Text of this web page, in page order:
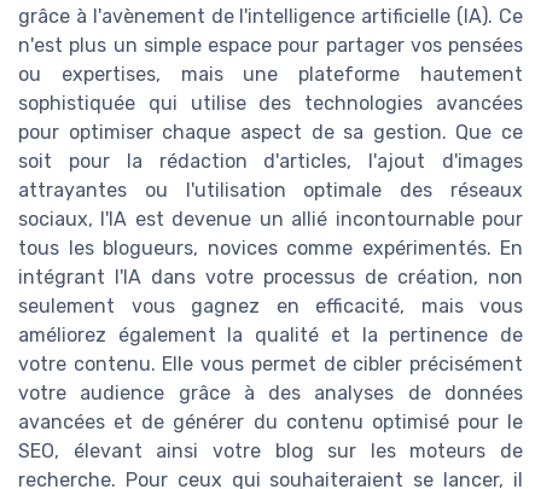
grâce à l'avènement de l'intelligence artificielle (IA). Ce
n'est plus un simple espace pour partager vos pensées
ou expertises, mais une plateforme hautement
sophistiquée qui utilise des technologies avancées
pour optimiser chaque aspect de sa gestion. Que ce
soit pour la rédaction d'articles, l'ajout d'images
attrayantes ou l'utilisation optimale des réseaux
sociaux, l'IA est devenue un allié incontournable pour
tous les blogueurs, novices comme expérimentés. En
intégrant l'IA dans votre processus de création, non
seulement vous gagnez en efficacité, mais vous
améliorez également la qualité et la pertinence de
votre contenu. Elle vous permet de cibler précisément
votre audience grâce à des analyses de données
avancées et de générer du contenu optimisé pour le
SEO, élevant ainsi votre blog sur les moteurs de
recherche. Pour ceux qui souhaiteraient se lancer, il